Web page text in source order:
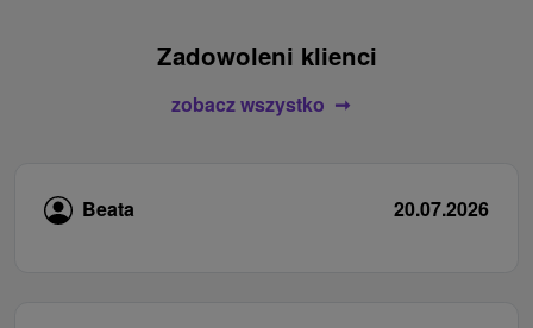
Zadowoleni klienci
zobacz wszystko
Beata 20.07.2026